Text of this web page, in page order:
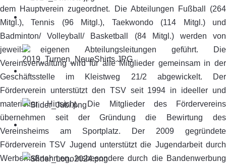
dem Hauptverein zugeordnet. Die Abteilungen Fußball (264
Mitgl.), Tennis (96 Mitgl.), Taekwondo (114 Mitgl.) und
Badminton/ Volleyball/ Basketball (84 Mitgl.) werden von
jeweils eigenen Abteilungsleitungen geführt. Die
Vereinsverwaltung wird für alle Mitglieder gemeinsam in der
Geschäftsstelle im Kleistweg 21/2 abgewickelt. Der
Förderverein unterstützt den TSV seit 1994 in ideeller und
materieller Hinsicht. Die Mitglieder des Fördervereins
übernehmen seit der Gründung die Bewirtung des
Vereinsheims am Sportplatz. Der 2009 gegründete
Förderverein TSV Jugend unterstützt die Jugendarbeit durch
Werbemaßnahmen, insbesondere durch die Bandenwerbung